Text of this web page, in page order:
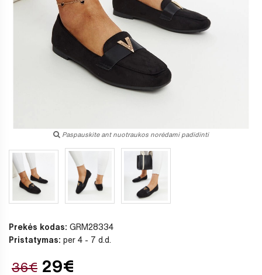
Paspauskite ant nuotraukos norėdami padidinti
Prekės kodas: GRM28334
Pristatymas: per 4 - 7 d.d.
36€ 29€